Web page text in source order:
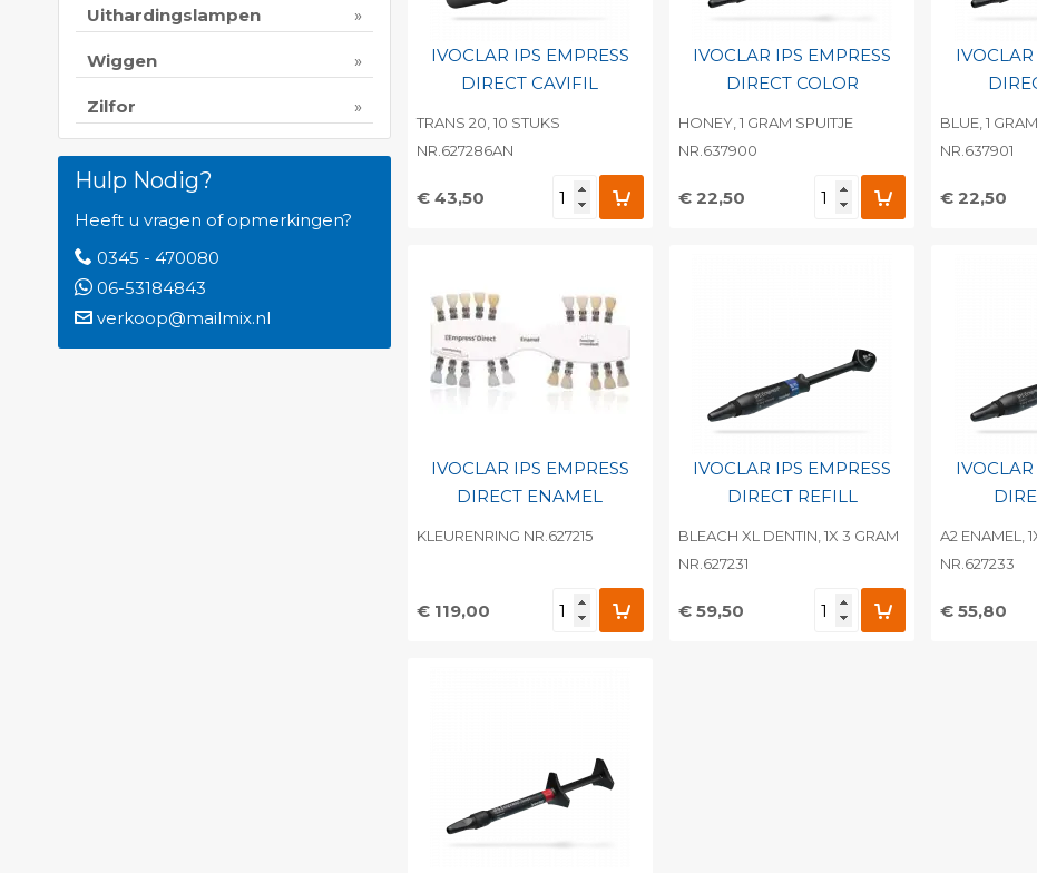
IVOCLAR IPS EMPRESS
DIRECT CAVIFIL
TRANS 20, 10 STUKS
NR.627286AN
€ 43,50
Print barcode
IVOCLAR IPS EMPRESS
DIRECT COLOR
HONEY, 1 GRAM SPUITJE
NR.637900
€ 22,50
IVOCLAR
BLUE, 1
NR.637901
€ 22,50
IVOCLAR IPS EMPRESS
DIRECT ENAMEL
KLEURENRING NR.627215
€ 119,00
IVOCLAR IPS EMPRESS
DIRECT REFILL
BLEACH XL DENTIN, 1X 3 GRAM
NR.627231
€ 59,50
IVOCLAR
A2 ENAMEL,
NR.627233
€ 55,80
Uithardingslampen
Wiggen
Zilfor
Hulp Nodig?
Heeft u vragen of opmerkingen?
0345 - 470080
06-53184843
verkoop@mailmix.nl